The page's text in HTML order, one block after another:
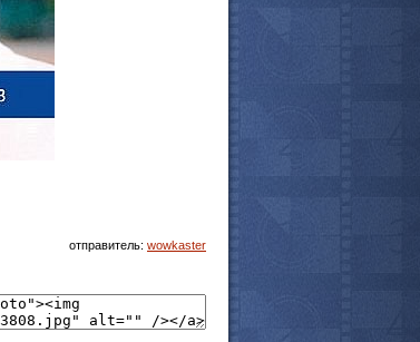
отправитель: wowkaster